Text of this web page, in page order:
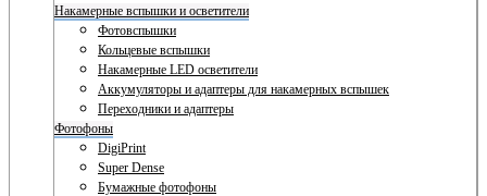
Накамерные вспышки и осветители
Фотовспышки
Кольцевые вспышки
Накамерные LED осветители
Аккумуляторы и адаптеры для накамерных вспышек
Переходники и адаптеры
Фотофоны
DigiPrint
Super Dense
Бумажные фотофоны